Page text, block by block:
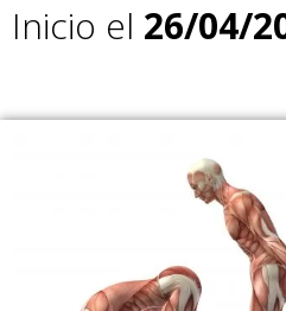
Inicio el 26/04/